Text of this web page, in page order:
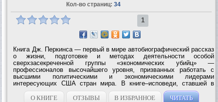
Кол-во страниц: 34
1
Книга Дж. Перкинса — первый в мире автобиографический рассказ
о жизни, подготовке и методах деятельности особой
сверхзасекреченной группы «экономических убийц» —
профессионалов высочайшего уровня, призванных работать с
высшими политическими и экономическими лидерами
интересующих США стран мира. В книге–исповеди, ставшей в
США и Европе бестселлером, Дж. Перкинс раскрывает тайные
пружины мировой экономической политики,...
О КНИГЕ ОТЗЫВЫ В ИЗБРАННОЕ ЧИТАТЬ